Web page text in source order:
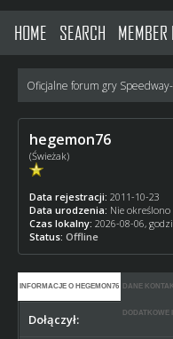
HOME SEARCH MEMBER
Oficjalne forum gry
hegemon76
(Świeżak)
Data rejestracji: 2011-10-23
Data urodzenia: Nie określono
Czas lokalny: 2026-08-06,
Status: Offline
INFORMACJE O HEGEMON76 DANE
DODATKOWE
Dołączył: 2011-